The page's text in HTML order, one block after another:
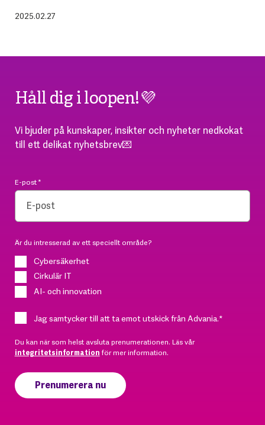
2025.02.27
Håll dig i loopen!💜
Vi bjuder på kunskaper, insikter och nyheter nedkokat
till ett delikat nyhetsbrev💌
E-post*
Är du intresserad av ett speciellt område?
Cybersäkerhet
Cirkulär IT
AI- och innovation
Jag samtycker till att ta emot utskick från Advania.*
Du kan när som helst avsluta prenumerationen. Läs vår
integritetsinformation för mer information.